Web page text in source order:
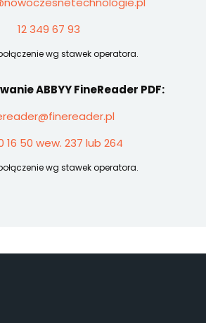
12 349 67 93
wg stawek operatora.
ABBYY FineReader PDF:
16 50 wew. 237 lub 264
wg stawek operatora.